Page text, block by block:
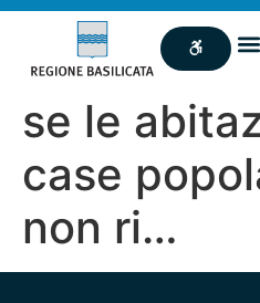
se le
case
non ri…